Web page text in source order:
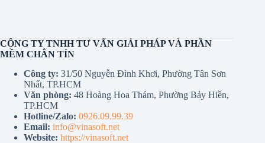
CÔNG TY TNHH TƯ VẤN GIẢI PHÁP VÀ PHẦN
MỀM CHÂN TÍN
Công ty: 31/50 Nguyễn Đình Khơi, Phường Tân Sơn
Nhất, TP.HCM
Văn phòng: 48 Hoàng Hoa Thám, Phường Bảy Hiền,
TP.HCM
Hotline/Zalo: 0926.09.99.39
Email: info@vinasoft.net
Website: https://vinasoft.net